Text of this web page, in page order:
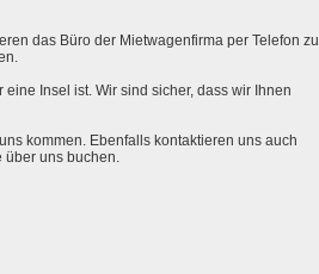
das Büro der Mietwagenfirma per Telefon zu
Insel ist. Wir sind sicher, dass wir Ihnen
kommen. Ebenfalls kontaktieren uns auch
über uns buchen.